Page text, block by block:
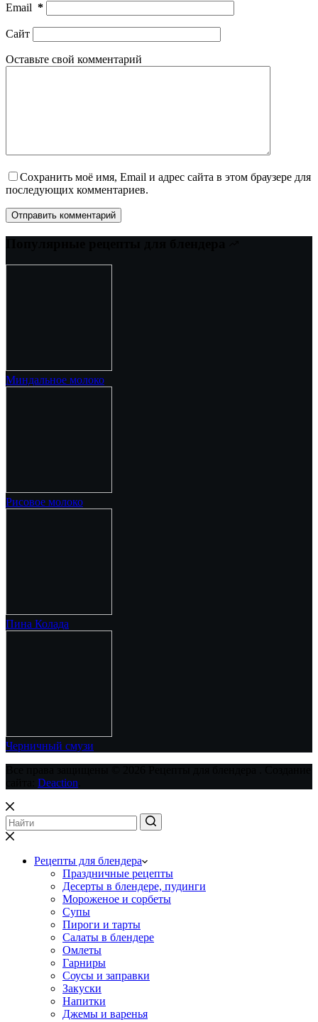
Email *
Сайт
Оставьте свой комментарий
Сохранить моё имя, Email и адрес сайта в этом браузере для
последующих комментариев.
Отправить комментарий
Миндальное молоко
Рисовое молоко
Пина Колада
Черничный смузи
Deaction
Рецепты для блендера
Праздничные рецепты
Десерты в блендере, пудинги
Мороженое и сорбеты
Супы
Пироги и тарты
Салаты в блендере
Омлеты
Гарниры
Соусы и заправки
Закуски
Напитки
Джемы и варенья